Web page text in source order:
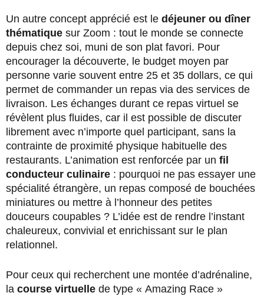
Un autre concept apprécié est le déjeuner ou dîner
thématique sur Zoom : tout le monde se connecte
depuis chez soi, muni de son plat favori. Pour
encourager la découverte, le budget moyen par
personne varie souvent entre 25 et 35 dollars, ce qui
permet de commander un repas via des services de
livraison. Les échanges durant ce repas virtuel se
révèlent plus fluides, car il est possible de discuter
librement avec n’importe quel participant, sans la
contrainte de proximité physique habituelle des
restaurants. L’animation est renforcée par un fil
conducteur culinaire : pourquoi ne pas essayer une
spécialité étrangère, un repas composé de bouchées
miniatures ou mettre à l’honneur des petites
douceurs coupables ? L’idée est de rendre l’instant
chaleureux, convivial et enrichissant sur le plan
relationnel.
Pour ceux qui recherchent une montée d’adrénaline,
la course virtuelle de type « Amazing Race »